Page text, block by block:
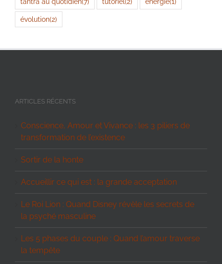
évolution(2)
ARTICLES RÉCENTS
Conscience, Amour et Vivance : les 3 piliers de
transformation de l’existence
Sortir de la honte
Accueillir ce qui est : la grande acceptation
Le Roi Lion : Quand Disney révèle les secrets de
la psyché masculine
Les 5 phases du couple : Quand l’amour traverse
la tempête